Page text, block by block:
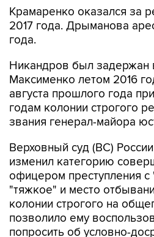
года.
Никандров был задержан
августа прошлого года
годам колонии строгого
звания генерал-майора
Верховный суд (ВС) России
офицером преступления с
"тяжкое" и место
колонии строгого на
позволило ему
попросить об условно-
освобождении (УДО) в